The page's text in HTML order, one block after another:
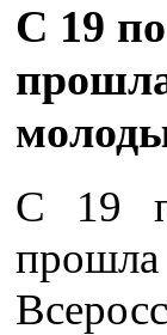
С 19
С 19